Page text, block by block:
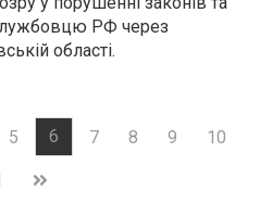
РФ через
області.
5 6 7 8 9 10